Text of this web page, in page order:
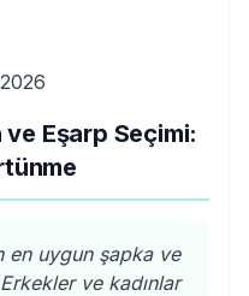
ve Eşarp Seçimi:
uygun şapka ve
ve kadınlar